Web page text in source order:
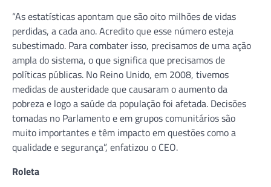
“As estatísticas apontam que são oito milhões de vidas
perdidas, a cada ano. Acredito que esse número esteja
subestimado. Para combater isso, precisamos de uma ação
ampla do sistema, o que significa que precisamos de
políticas públicas. No Reino Unido, em 2008, tivemos
medidas de austeridade que causaram o aumento da
pobreza e logo a saúde da população foi afetada. Decisões
tomadas no Parlamento e em grupos comunitários são
muito importantes e têm impacto em questões como a
qualidade e segurança”, enfatizou o CEO.
Roleta